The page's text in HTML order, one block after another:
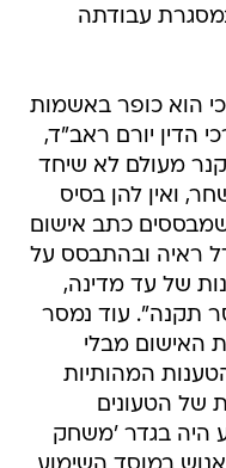
עבודתה
כי הוא כופר באשמות
הדין יורם ראב"ד,
מעולם לא שיחד
ואין להן בסיס
כתב אישום
ראיה ובהתבסס על
של עד מדינה,
תקנה". עוד נמסר
האישום מבלי
המהותיות
של הטעונים
היה בגדר 'משחק